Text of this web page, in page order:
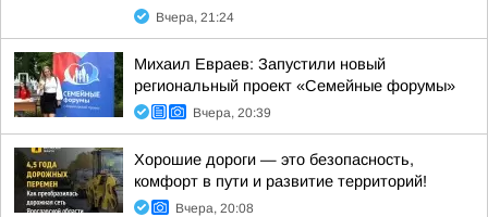
Вчера, 21:24
Михаил Евраев: Запустили новый
региональный проект «Семейные форумы»
Вчера, 20:39
Хорошие дороги — это безопасность,
комфорт в пути и развитие территорий!
Вчера, 20:08